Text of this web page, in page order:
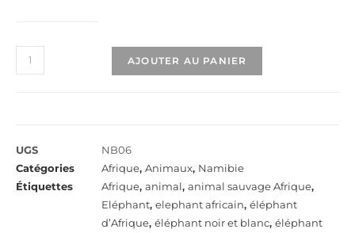
AJOUTER AU PANIER
UGS
NB06
Catégories
Afrique, Animaux, Namibie
Étiquettes
Afrique, animal, animal sauvage Afrique,
Eléphant, elephant africain, éléphant
d’Afrique, éléphant noir et blanc, éléphant